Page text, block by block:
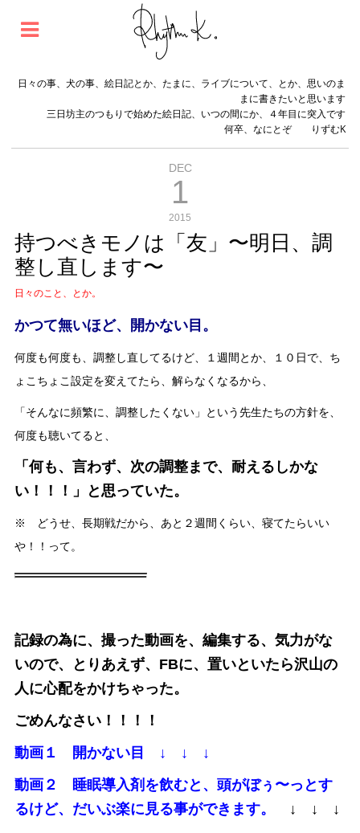
日々の事、犬の事、絵日記とか、たまに、ライブについて、とか、思いのま
まに書きたいと思います
三日坊主のつもりで始めた絵日記、いつの間にか、４年目に突入です
何卒、なにとぞ りずむK
DEC
1
2015
持つべきモノは「友」〜明日、調
整し直します〜
日々のこと、とか。
かつて無いほど、開かない目。
何度も何度も、調整し直してるけど、１週間とか、１０日で、ち
ょこちょこ設定を変えてたら、解らなくなるから、
「そんなに頻繁に、調整したくない」という先生たちの方針を、
何度も聴いてると、
「何も、言わず、次の調整まで、耐えるしかな
い！！！」と思っていた。
※ どうせ、長期戦だから、あと２週間くらい、寝てたらいい
や！！って。
記録の為に、撮った動画を、編集する、気力がな
いので、とりあえず、FBに、置いといたら沢山の
人に心配をかけちゃった。
ごめんなさい！！！！
動画１ 開かない目 ↓ ↓ ↓
動画２ 睡眠導入剤を飲むと、頭がぼぅ〜っとす
るけど、だいぶ楽に見る事ができます。
↓ ↓ ↓